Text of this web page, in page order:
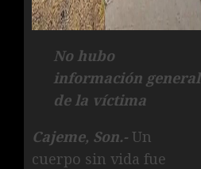
No hubo
información general
de la víctima
Cajeme, Son.- Un
cuerpo sin vida fue